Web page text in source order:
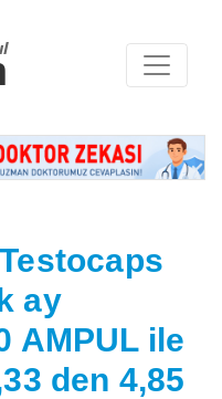
ay
AMPUL ile
den 4,85